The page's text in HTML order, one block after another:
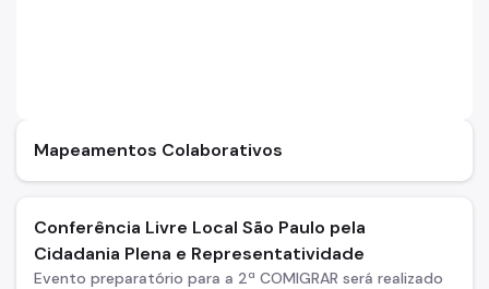
Mapeamentos Colaborativos
Conferência Livre Local São Paulo pela
Cidadania Plena e Representatividade
Evento preparatório para a 2ª COMIGRAR será realizado